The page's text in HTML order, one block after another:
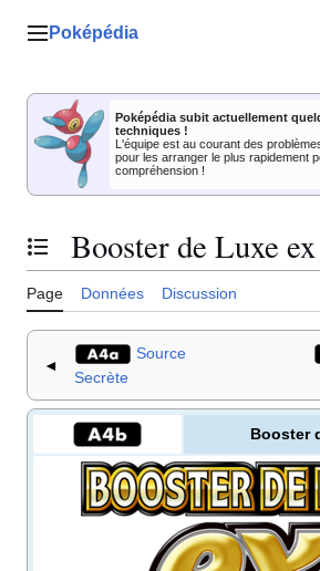
Menu principal
Poképédia
Poképédia subit actuellement
techniques !
L'équipe est au courant des
pour les arranger le plus rapidement
compréhension !
Basculer la table des matières
Booster de Luxe ex
Page Données Discussion
◄
Source
Secrète
Booster